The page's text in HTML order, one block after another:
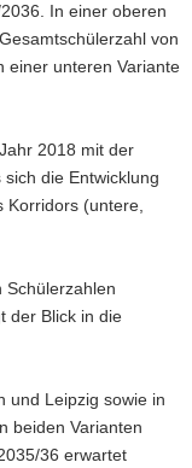
In einer oberen
von
einer unteren Variante
2018 mit der
die Entwicklung
(untere,
Schülerzahlen
der Blick in die
und Leipzig sowie in
beiden Varianten
36 erwartet